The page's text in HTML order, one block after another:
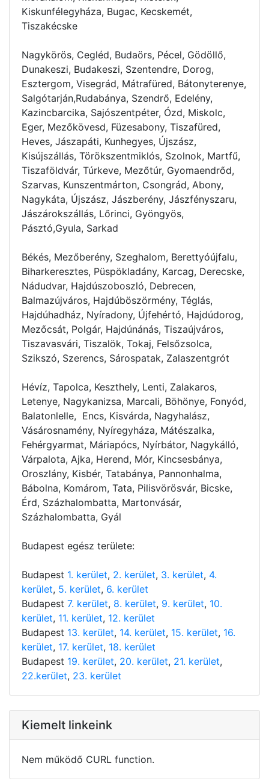
Kiskunfélegyháza, Bugac, Kecskemét,
Tiszakécske
Nagykörös, Cegléd, Budaörs, Pécel, Gödöllő,
Dunakeszi, Budakeszi, Szentendre, Dorog,
Esztergom, Visegrád, Mátrafüred, Bátonyterenye,
Salgótarján,Rudabánya, Szendrő, Edelény,
Kazincbarcika, Sajószentpéter, Ózd, Miskolc,
Eger, Mezőkövesd, Füzesabony, Tiszafüred,
Heves, Jászapáti, Kunhegyes, Újszász,
Kisújszállás, Törökszentmiklós, Szolnok, Martfű,
Tiszaföldvár, Túrkeve, Mezőtúr, Gyomaendrőd,
Szarvas, Kunszentmárton, Csongrád, Abony,
Nagykáta, Újszász, Jászberény, Jászfényszaru,
Jászárokszállás, Lőrinci, Gyöngyös,
Pásztó,Gyula, Sarkad
Békés, Mezőberény, Szeghalom, Berettyóújfalu,
Biharkeresztes, Püspökladány, Karcag, Derecske,
Nádudvar, Hajdúszoboszló, Debrecen,
Balmazújváros, Hajdúböszörmény, Téglás,
Hajdúhadház, Nyíradony, Újfehértó, Hajdúdorog,
Mezőcsát, Polgár, Hajdúnánás, Tiszaújváros,
Tiszavasvári, Tiszalök, Tokaj, Felsőzsolca,
Szikszó, Szerencs, Sárospatak, Zalaszentgrót
Hévíz, Tapolca, Keszthely, Lenti, Zalakaros,
Letenye, Nagykanizsa, Marcali, Böhönye, Fonyód,
Balatonlelle, Encs, Kisvárda, Nagyhalász,
Vásárosnamény, Nyíregyháza, Mátészalka,
Fehérgyarmat, Máriapócs, Nyírbátor, Nagykálló,
Várpalota, Ajka, Herend, Mór, Kincsesbánya,
Oroszlány, Kisbér, Tatabánya, Pannonhalma,
Bábolna, Komárom, Tata, Pilisvörösvár, Bicske,
Érd, Százhalombatta, Martonvásár,
Százhalombatta, Gyál
Budapest egész területe:
Budapest 1. kerület, 2. kerület, 3. kerület, 4.
kerület, 5. kerület, 6. kerület
Budapest 7. kerület, 8. kerület, 9. kerület, 10.
kerület, 11. kerület, 12. kerület
Budapest 13. kerület, 14. kerület, 15. kerület, 16.
kerület, 17. kerület, 18. kerület
Budapest 19. kerület, 20. kerület, 21. kerület,
22.kerület, 23. kerület
Kiemelt linkeink
Nem működő CURL function.